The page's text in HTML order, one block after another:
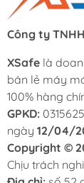
Công ty
XSafe là
bán lẻ máy
100% hàng
GPKD:
ngày 12/04/
Copyright ©
Chịu trách